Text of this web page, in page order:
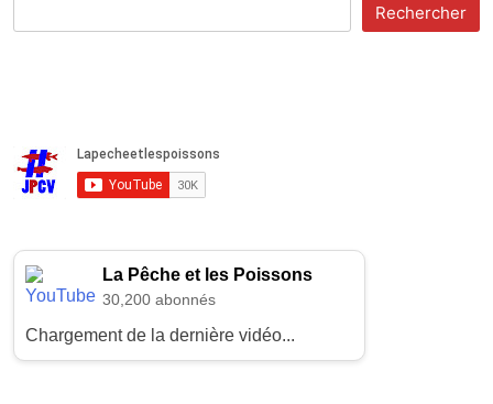
Rechercher
La Pêche et les Poissons
30,200 abonnés
Chargement de la dernière vidéo...